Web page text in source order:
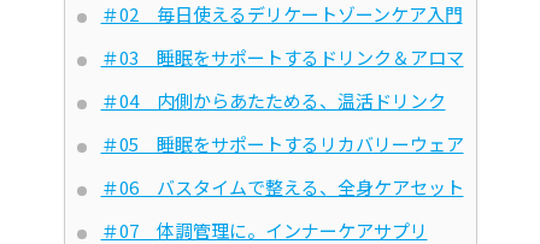
＃02 毎日使えるデリケートゾーンケア入門
＃03 睡眠をサポートするドリンク＆アロマ
＃04 内側からあたためる、温活ドリンク
＃05 睡眠をサポートするリカバリーウェア
＃06 バスタイムで整える、全身ケアセット
＃07 体調管理に。インナーケアサプリ